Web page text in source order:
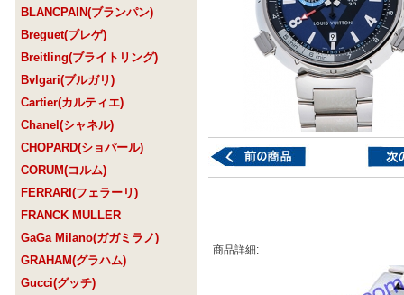
BLANCPAIN(ブランパン)
Breguet(ブレゲ)
Breitling(ブライトリング)
Bvlgari(ブルガリ)
Cartier(カルティエ)
Chanel(シャネル)
CHOPARD(ショパール)
CORUM(コルム)
FERRARI(フェラーリ)
FRANCK MULLER
GaGa Milano(ガガミラノ)
GRAHAM(グラハム)
Gucci(グッチ)
商品詳細: